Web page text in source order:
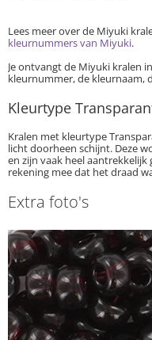
Lees meer over de Miyuki
kleurnummers van Miyuki.
Je ontvangt de Miyuki kralen
kleurnummer, de kleurnaam,
Kleurtype
Kralen met kleurtype
licht doorheen schijnt. Deze
en zijn vaak heel
rekening mee dat het draad
Extra foto's